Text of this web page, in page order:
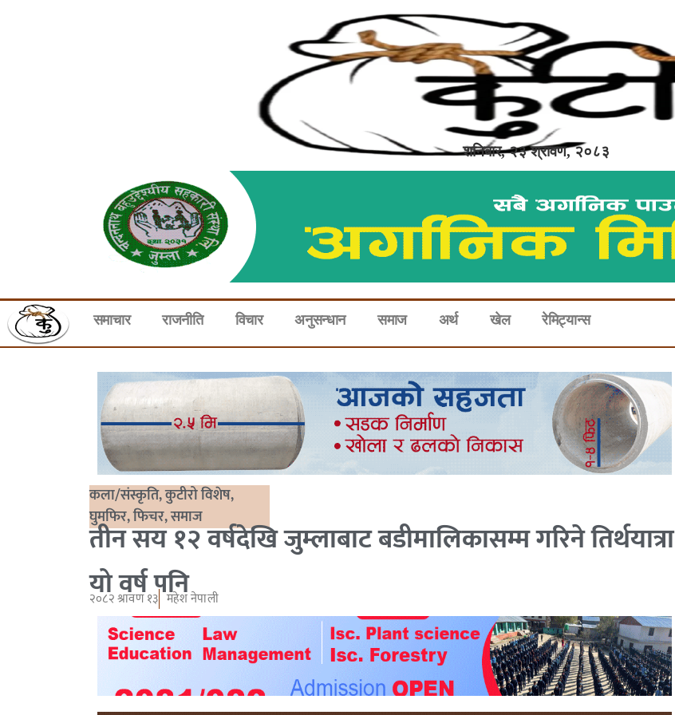
शनिबार, २३ श्रावण, २०८३
समाचार राजनीति विचार अनुसन्धान समाज अर्थ खेल रेमिट्यान्स
कला/संस्कृति,कुटीरो विशेष,
घुमफिर,फिचर,समाज
तीन सय १२ वर्षदेखि जुम्लाबाट बडीमालिकासम्म गरिने तिर्थयात्रा
यो वर्ष पनि
२०८२ श्रावण १३ महेश नेपाली